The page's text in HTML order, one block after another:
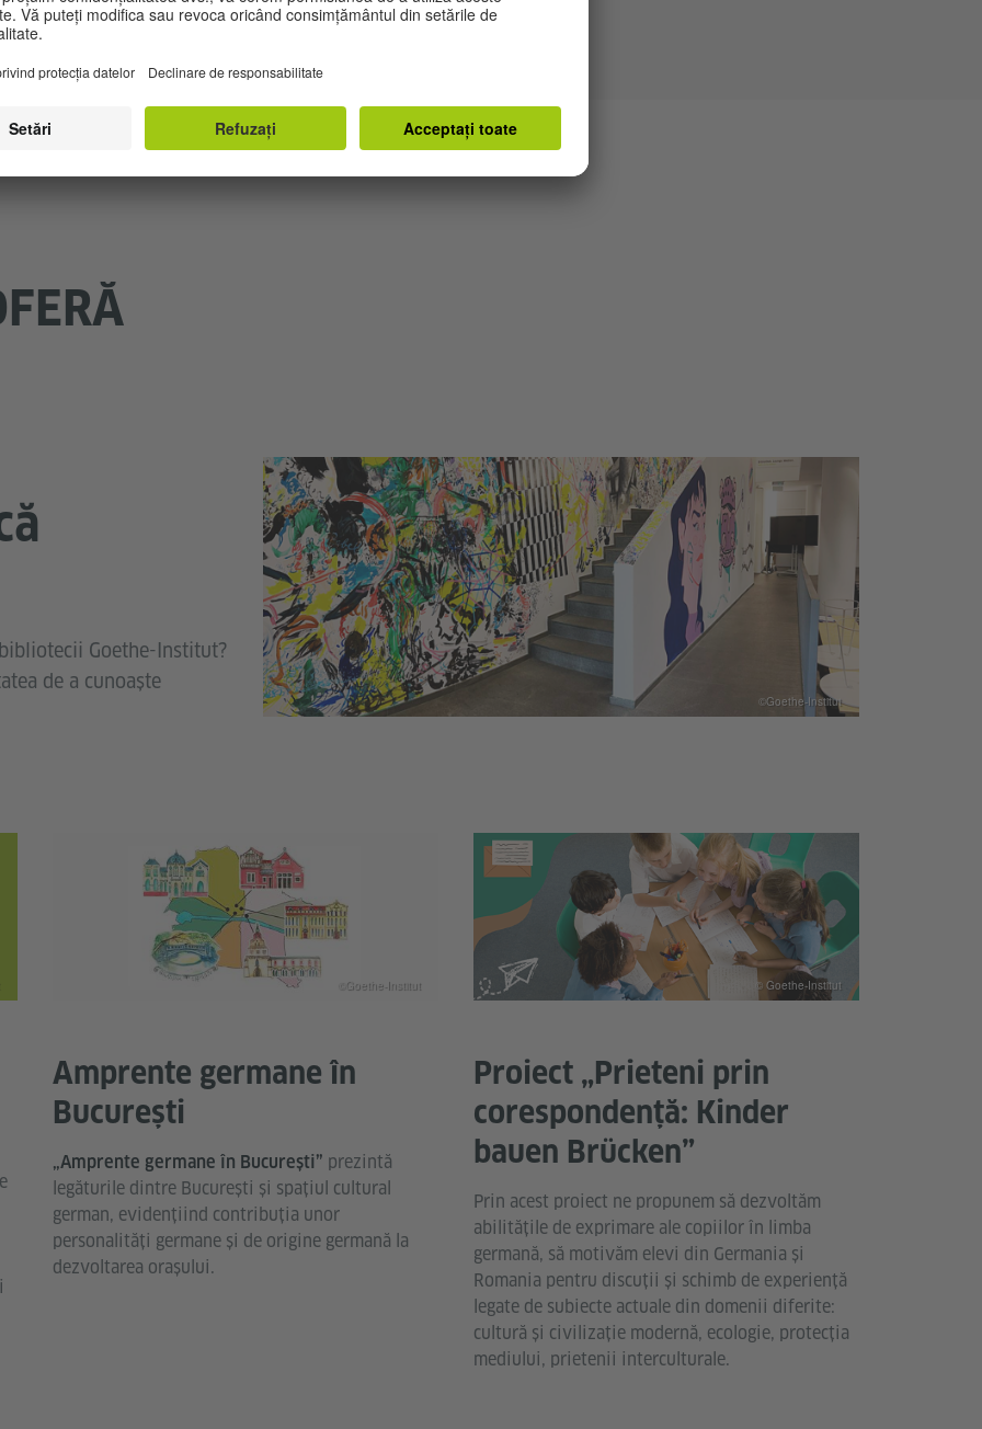
Goethe-Institut?
de a cunoaște
©Goethe-Institut
Amprente germane în
București
„Amprente germane în București” prezintă
legăturile dintre București și spațiul cultural
german, evidențiind contribuția unor
personalități germane și de origine germană la
dezvoltarea orașului.
©Goethe-Institut
Proiect „Prieteni prin
corespondență: Kinder
bauen Brücken”
Prin acest proiect ne propunem să dezvoltăm
abilitățile de exprimare ale copiilor în limba
germană, să motivăm elevi din Germania și
Romania pentru discuții și schimb de experiență
legate de subiecte actuale din domenii diferite:
cultură și civilizație modernă, ecologie, protecția
mediului, prietenii interculturale.
© Goethe-Institut